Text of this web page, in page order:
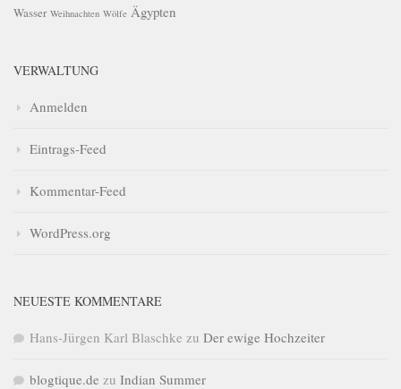
Wasser Weihnachten Wölfe Ägypten
VERWALTUNG
Anmelden
Eintrags-Feed
Kommentar-Feed
WordPress.org
NEUESTE KOMMENTARE
Hans-Jürgen Karl Blaschke zu Der ewige Hochzeiter
blogtique.de zu Indian Summer